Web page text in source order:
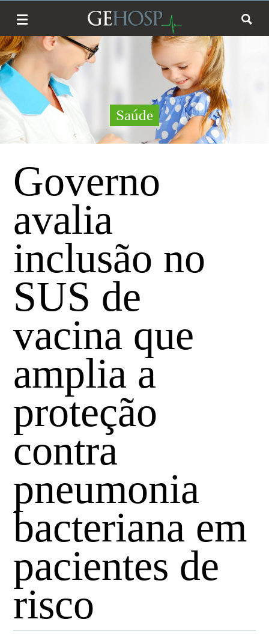
Saúde
Governo
avalia
inclusão no
SUS de
vacina que
amplia a
proteção
contra
pneumonia
bacteriana em
pacientes de
risco